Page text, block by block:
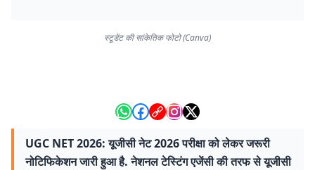
स्टूडेंट की सांकेतिक फोटो (Canva)
UGC NET 2026: यूजीसी नेट 2026 परीक्षा को लेकर जरूरी
नोटिफिकेशन जारी हुआ है. नेशनल टेस्टिंग एजेंसी की तरफ से यूजीसी